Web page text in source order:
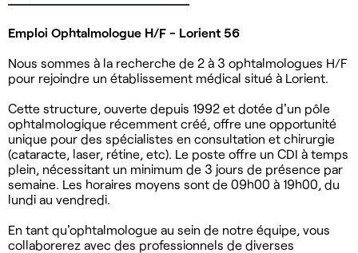
Emploi Ophtalmologue H/F - Lorient 56
Nous sommes à la recherche de 2 à 3 ophtalmologues H/F
pour rejoindre un établissement médical situé à Lorient.
Cette structure, ouverte depuis 1992 et dotée d'un pôle
ophtalmologique récemment créé, offre une opportunité
unique pour des spécialistes en consultation et chirurgie
(cataracte, laser, rétine, etc). Le poste offre un CDI à temps
plein, nécessitant un minimum de 3 jours de présence par
semaine. Les horaires moyens sont de 09h00 à 19h00, du
lundi au vendredi.
En tant qu'ophtalmologue au sein de notre équipe, vous
collaborerez avec des professionnels de diverses